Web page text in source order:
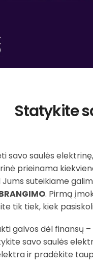
Statykite
savo saulės
prieinama
suteikiame
. Pirmą
tik tiek, kiek
galvos dėl finansų –
savo saulės
ir pradėkite